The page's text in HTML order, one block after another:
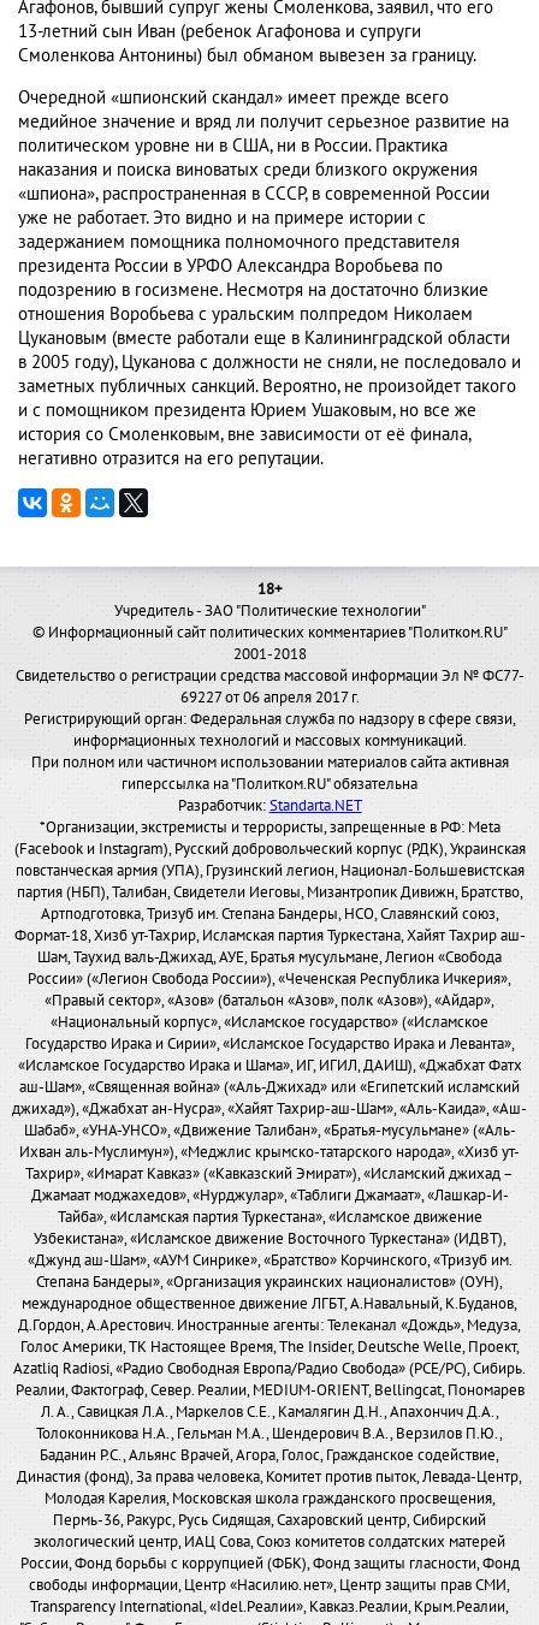
Агафонов, бывший супруг жены Смоленкова, заявил, что его
13-летний сын Иван (ребенок Агафонова и супруги
Смоленкова Антонины) был обманом вывезен за границу.
Очередной «шпионский скандал» имеет прежде всего
медийное значение и вряд ли получит серьезное развитие на
политическом уровне ни в США, ни в России. Практика
наказания и поиска виноватых среди близкого окружения
«шпиона», распространенная в СССР, в современной России
уже не работает. Это видно и на примере истории с
задержанием помощника полномочного представителя
президента России в УРФО Александра Воробьева по
подозрению в госизмене. Несмотря на достаточно близкие
отношения Воробьева с уральским полпредом Николаем
Цукановым (вместе работали еще в Калининградской области
в 2005 году), Цуканова с должности не сняли, не последовало и
заметных публичных санкций. Вероятно, не произойдет такого
и с помощником президента Юрием Ушаковым, но все же
история со Смоленковым, вне зависимости от её финала,
негативно отразится на его репутации.
18+
Учредитель - ЗАО "Политические технологии"
© Информационный сайт политических комментариев "Политком.RU"
2001-2018
Свидетельство о регистрации средства массовой информации Эл № ФС77-
69227 от 06 апреля 2017 г.
Регистрирующий орган: Федеральная служба по надзору в сфере связи,
информационных технологий и массовых коммуникаций.
При полном или частичном использовании материалов сайта активная
гиперссылка на "Политком.RU" обязательна
Разработчик:Standarta.NET
*Организации, экстремисты и террористы, запрещенные в РФ: Meta
(Facebook и Instagram), Русский добровольческий корпус (РДК), Украинская
повстанческая армия (УПА), Грузинский легион, Национал-Большевистская
партия (НБП), Талибан, Свидетели Иеговы, Мизантропик Дивижн, Братство,
Артподготовка, Тризуб им. Степана Бандеры, НСО, Славянский союз,
Формат-18, Хизб ут-Тахрир, Исламская партия Туркестана, Хайят Тахрир аш-
Шам, Таухид валь-Джихад, АУЕ, Братья мусульмане, Легион «Свобода
России» («Легион Свобода России»), «Чеченская Республика Ичкерия»,
«Правый сектор», «Азов» (батальон «Азов», полк «Азов»), «Айдар»,
«Национальный корпус», «Исламское государство» («Исламское
Государство Ирака и Сирии», «Исламское Государство Ирака и Леванта»,
«Исламское Государство Ирака и Шама», ИГ, ИГИЛ, ДАИШ), «Джабхат Фатх
аш-Шам», «Священная война» («Аль-Джихад» или «Египетский исламский
джихад»), «Джабхат ан-Нусра», «Хайят Тахрир-аш-Шам», «Аль-Каида», «Аш-
Шабаб», «УНА-УНСО», «Движение Талибан», «Братья-мусульмане» («Аль-
Ихван аль-Муслимун»), «Меджлис крымско-татарского народа», «Хизб ут-
Тахрир», «Имарат Кавказ» («Кавказский Эмират»), «Исламский джихад –
Джамаат моджахедов», «Нурджулар», «Таблиги Джамаат», «Лашкар-И-
Тайба», «Исламская партия Туркестана», «Исламское движение
Узбекистана», «Исламское движение Восточного Туркестана» (ИДВТ),
«Джунд аш-Шам», «АУМ Синрике», «Братство» Корчинского, «Тризуб им.
Степана Бандеры», «Организация украинских националистов» (ОУН),
международное общественное движение ЛГБТ, А.Навальный, К.Буданов,
Д.Гордон, А.Арестович. Иностранные агенты: Телеканал «Дождь», Медуза,
Голос Америки, ТК Настоящее Время, The Insider, Deutsche Welle, Проект,
Azatliq Radiosi, «Радио Свободная Европа/Радио Свобода» (PCE/PC), Сибирь.
Реалии, Фактограф, Север. Реалии, MEDIUM-ORIENT, Bellingcat, Пономарев
Л. А., Савицкая Л.А., Маркелов С.Е., Камалягин Д.Н., Апахончич Д.А.,
Толоконникова Н.А., Гельман М.А., Шендерович В.А., Верзилов П.Ю.,
Баданин Р.С., Альянс Врачей, Агора, Голос, Гражданское содействие,
Династия (фонд), За права человека, Комитет против пыток, Левада-Центр,
Молодая Карелия, Московская школа гражданского просвещения,
Пермь-36, Ракурс, Русь Сидящая, Сахаровский центр, Сибирский
экологический центр, ИАЦ Сова, Союз комитетов солдатских матерей
России, Фонд борьбы с коррупцией (ФБК), Фонд защиты гласности, Фонд
свободы информации, Центр «Насилию.нет», Центр защиты прав СМИ,
Transparency International, «Idel.Реалии», Кавказ.Реалии, Крым.Реалии,